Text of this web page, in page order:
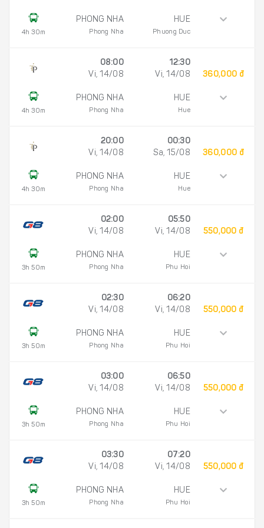
4h 30m
PHONG NHA
Phong Nha
HUE
Phuong Duc
4h 30m
08:00
Vi, 14/08
PHONG NHA
Phong Nha
12:30
Vi, 14/08
HUE
Hue
360,000 đ
4h 30m
20:00
Vi, 14/08
PHONG NHA
Phong Nha
00:30
Sa, 15/08
HUE
Hue
360,000 đ
3h 50m
02:00
Vi, 14/08
PHONG NHA
Phong Nha
05:50
Vi, 14/08
HUE
Phu Hoi
550,000 đ
3h 50m
02:30
Vi, 14/08
PHONG NHA
Phong Nha
06:20
Vi, 14/08
HUE
Phu Hoi
550,000 đ
3h 50m
03:00
Vi, 14/08
PHONG NHA
Phong Nha
06:50
Vi, 14/08
HUE
Phu Hoi
550,000 đ
3h 50m
03:30
Vi, 14/08
PHONG NHA
Phong Nha
07:20
Vi, 14/08
HUE
Phu Hoi
550,000 đ